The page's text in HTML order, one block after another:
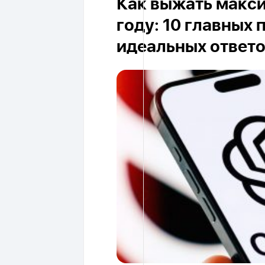
Как выжать
году: 10 главных
идеальных